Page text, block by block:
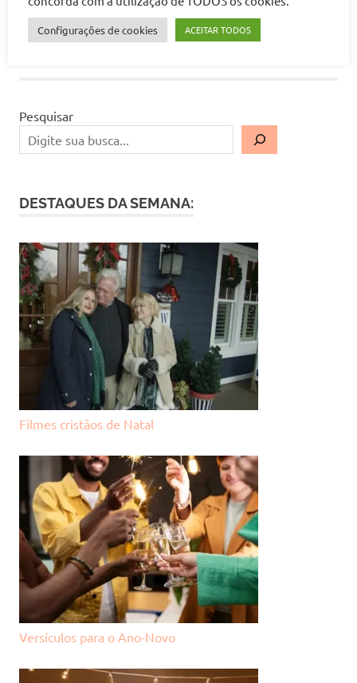
Navegação
de
Post:
Next
Post:
Texto de aniversário para a melhor amiga
Pesquisar
DESTAQUES DA SEMANA:
Filmes cristãos de Natal
Versículos para o Ano-Novo
Configurações de cookies ACEITAR TODOS